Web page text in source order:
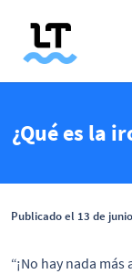
¿Qué es la
Publicado el 13 de
“¡No hay nada